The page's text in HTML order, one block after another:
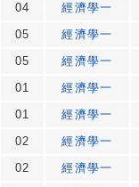
04
經濟學一
05
經濟學一
05
經濟學一
01
經濟學一
01
經濟學一
02
經濟學一
02
經濟學一